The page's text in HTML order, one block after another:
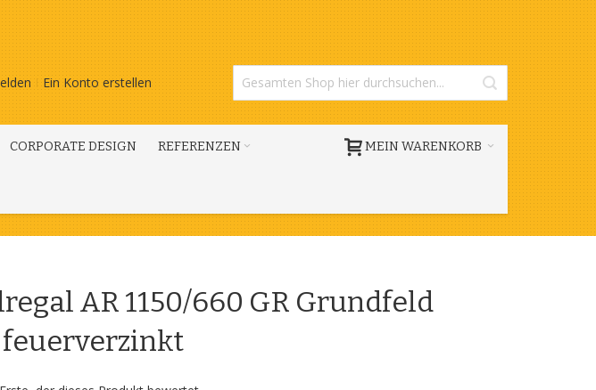
Ein Konto erstellen
MEIN WARENKORB
CORPORATE DESIGN REFERENZEN
AR 1150/660 GR Grundfeld
feuerverzinkt